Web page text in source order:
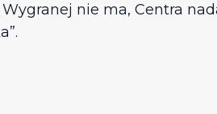
nie ma, Centra